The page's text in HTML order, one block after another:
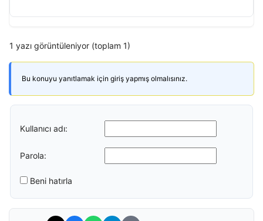
1 yazı görüntüleniyor (toplam 1)
Bu konuyu yanıtlamak için giriş yapmış olmalısınız.
Kullanıcı adı:
Parola:
Beni hatırla